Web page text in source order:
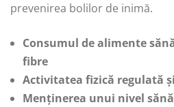
prevenirea bolilor de inimă.
Consumul de alimente
fibre
Activitatea fizică regulată
Menținerea unui nivel